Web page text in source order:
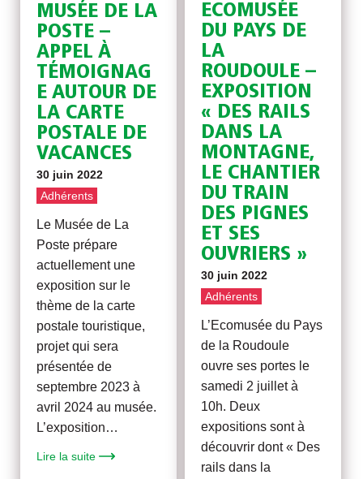
MUSÉE DE LA
POSTE –
APPEL À
TÉMOIGNAG
E AUTOUR DE
LA CARTE
POSTALE DE
VACANCES
30 juin 2022
Adhérents
Le Musée de La
Poste prépare
actuellement une
exposition sur le
thème de la carte
postale touristique,
projet qui sera
présentée de
septembre 2023 à
avril 2024 au musée.
L’exposition…
Lire la suite
ECOMUSÉE
DU PAYS DE
LA
ROUDOULE –
EXPOSITION
« DES RAILS
DANS LA
MONTAGNE,
LE CHANTIER
DU TRAIN
DES PIGNES
ET SES
OUVRIERS »
30 juin 2022
Adhérents
L’Ecomusée du Pays
de la Roudoule
ouvre ses portes le
samedi 2 juillet à
10h. Deux
expositions sont à
découvrir dont « Des
rails dans la